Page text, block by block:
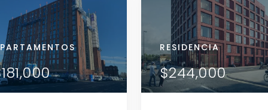
VER DETALLES
CONTACTE AL
AGENTE
APARTAMENTOS
$181,000
VER DETALLES
CONTACTE AL
AGENTE
RESIDENCIA
$244,000
VER DETALLES
CONTACTE AL
AGENTE